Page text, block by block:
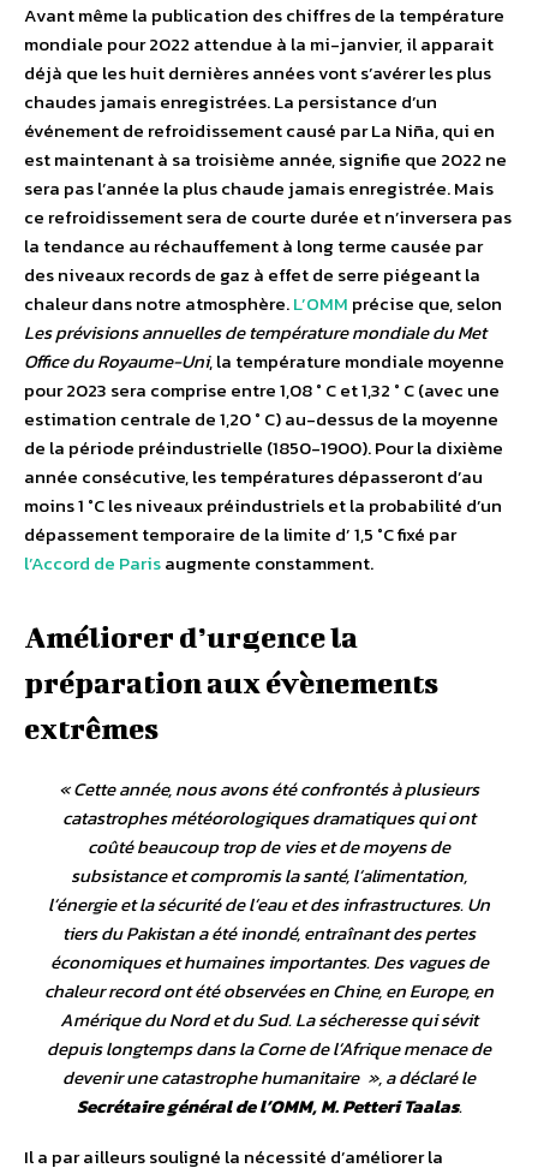
Avant même la publication des chiffres de la température
mondiale pour 2022 attendue à la mi-janvier, il apparait
déjà que les huit dernières années vont s’avérer les plus
chaudes jamais enregistrées. La persistance d’un
événement de refroidissement causé par La Niña, qui en
est maintenant à sa troisième année, signifie que 2022 ne
sera pas l’année la plus chaude jamais enregistrée. Mais
ce refroidissement sera de courte durée et n’inversera pas
la tendance au réchauffement à long terme causée par
des niveaux records de gaz à effet de serre piégeant la
chaleur dans notre atmosphère.L’OMM précise que, selon
Les prévisions annuelles de température mondiale du Met
Office du Royaume-Uni, la température mondiale moyenne
pour 2023 sera comprise entre 1,08 ° C et 1,32 ° C (avec une
estimation centrale de 1,20 ° C) au-dessus de la moyenne
de la période préindustrielle (1850-1900). Pour la dixième
année consécutive, les températures dépasseront d’au
moins 1 °C les niveaux préindustriels et la probabilité d’un
dépassement temporaire de la limite d’ 1,5 °C fixé par
l’Accord de Parisaugmente constamment.
Améliorer d’urgence la
préparation aux évènements
extrêmes
«Cette année, nous avons été confrontés à plusieurs
catastrophes météorologiques dramatiques qui ont
coûté beaucoup trop de vies et de moyens de
subsistance et compromis la santé, l’alimentation,
l’énergie et la sécurité de l’eau et des infrastructures. Un
tiers du Pakistan a été inondé, entraînant des pertes
économiques et humaines importantes. Des vagues de
chaleur record ont été observées en Chine, en Europe, en
Amérique du Nord et du Sud. La sécheresse qui sévit
depuis longtemps dans la Corne de l’Afrique menace de
devenir une catastrophe humanitaire », a déclaré le
Secrétaire général de l’OMM, M. Petteri Taalas.
Il a par ailleurs souligné la nécessité d’améliorer la